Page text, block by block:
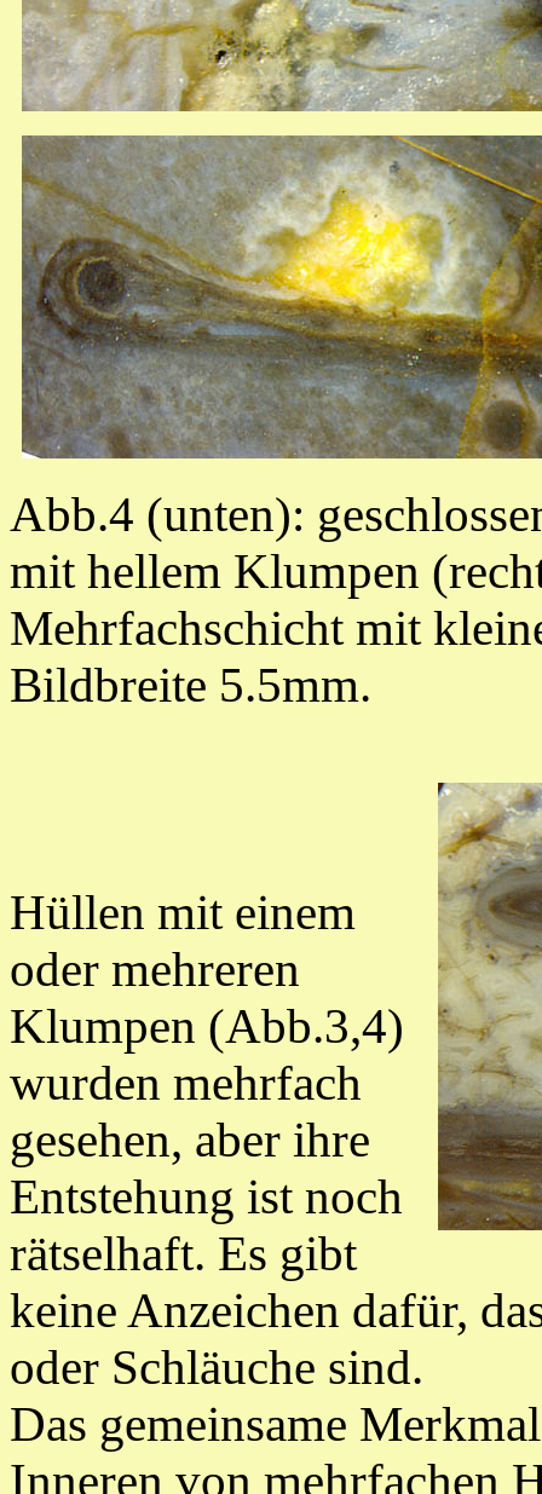
Abb.4 (unten):
mit hellem Klumpen
Mehrfachschicht mit
Bildbreite 5.5mm.
Hüllen mit einem
oder mehreren
Klumpen (Abb.3,4)
wurden mehrfach
gesehen, aber ihre
Entstehung ist noch
rätselhaft. Es gibt
keine Anzeichen dafür,
oder Schläuche sind.
Das gemeinsame
Inneren von mehrfachen